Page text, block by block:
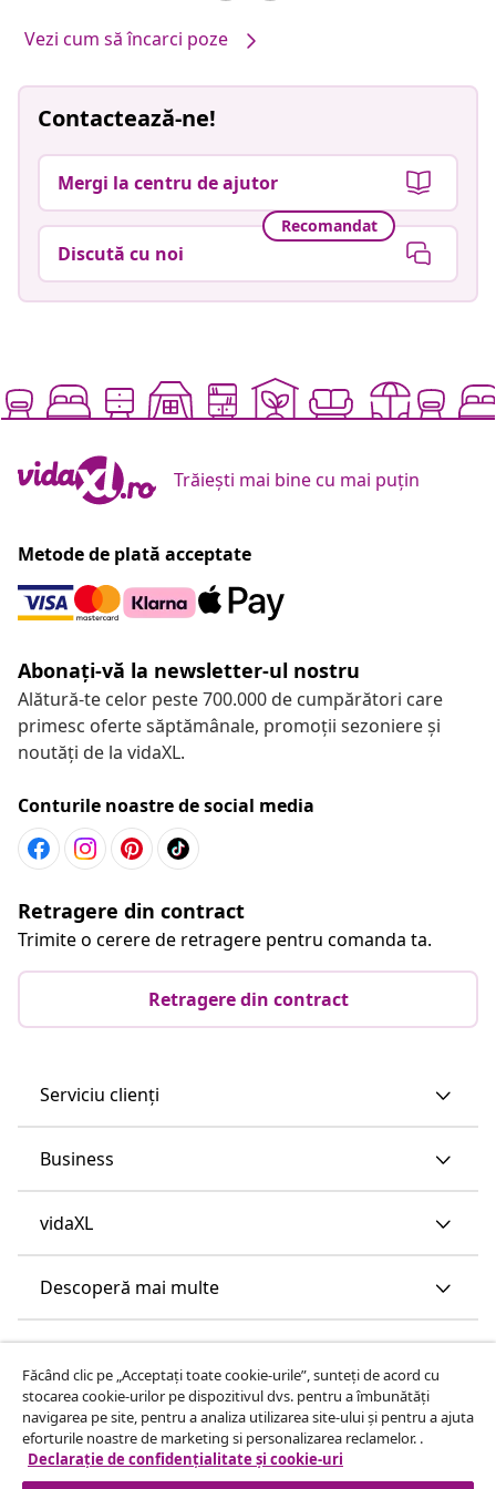
Vezi cum să încarci poze
Contactează-ne!
Mergi la centru de ajutor
Recomandat
Discută cu noi
Trăiești mai bine cu mai puțin
Metode de plată acceptate
Abonați-vă la newsletter-ul nostru
Alătură-te celor peste 700.000 de cumpărători care
primesc oferte săptămânale, promoții sezoniere și
noutăți de la vidaXL.
Conturile noastre de social media
Retragere din contract
Trimite o cerere de retragere pentru comanda ta.
Retragere din contract
Serviciu clienți
Business
vidaXL
Descoperă mai multe
Făcând clic pe „Acceptați toate cookie-urile”, sunteți de acord cu
stocarea cookie-urilor pe dispozitivul dvs. pentru a îmbunătăți
navigarea pe site, pentru a analiza utilizarea site-ului și pentru a ajuta
eforturile noastre de marketing si personalizarea reclamelor. .
Declarație de confidențialitate și cookie-uri